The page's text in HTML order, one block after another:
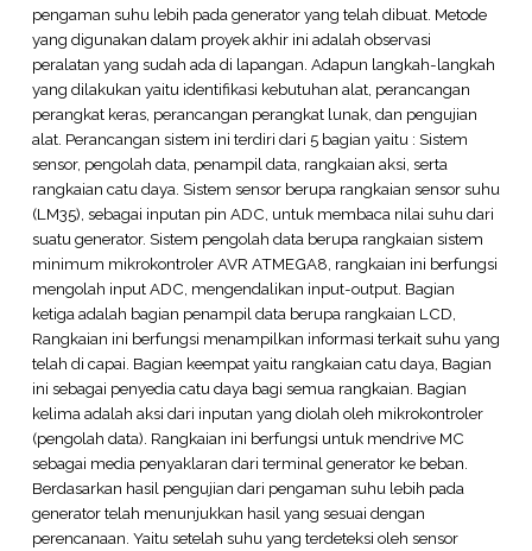
pengaman suhu lebih pada generator yang telah dibuat. Metode
yang digunakan dalam proyek akhir ini adalah observasi
peralatan yang sudah ada di lapangan. Adapun langkah-langkah
yang dilakukan yaitu identifikasi kebutuhan alat, perancangan
perangkat keras, perancangan perangkat lunak, dan pengujian
alat. Perancangan sistem ini terdiri dari 5 bagian yaitu : Sistem
sensor, pengolah data, penampil data, rangkaian aksi, serta
rangkaian catu daya. Sistem sensor berupa rangkaian sensor suhu
(LM35), sebagai inputan pin ADC, untuk membaca nilai suhu dari
suatu generator. Sistem pengolah data berupa rangkaian sistem
minimum mikrokontroler AVR ATMEGA8, rangkaian ini berfungsi
mengolah input ADC, mengendalikan input-output. Bagian
ketiga adalah bagian penampil data berupa rangkaian LCD,
Rangkaian ini berfungsi menampilkan informasi terkait suhu yang
telah di capai. Bagian keempat yaitu rangkaian catu daya, Bagian
ini sebagai penyedia catu daya bagi semua rangkaian. Bagian
kelima adalah aksi dari inputan yang diolah oleh mikrokontroler
(pengolah data). Rangkaian ini berfungsi untuk mendrive MC
sebagai media penyaklaran dari terminal generator ke beban.
Berdasarkan hasil pengujian dari pengaman suhu lebih pada
generator telah menunjukkan hasil yang sesuai dengan
perencanaan. Yaitu setelah suhu yang terdeteksi oleh sensor